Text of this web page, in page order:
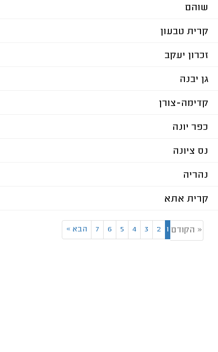
שוהם
קרית טבעון
זכרון יעקב
גן יבנה
קדימה-צורן
כפר יונה
נס ציונה
נהריה
קרית אתא
« הקודם 1
2
3
4
5
6
7 הבא »